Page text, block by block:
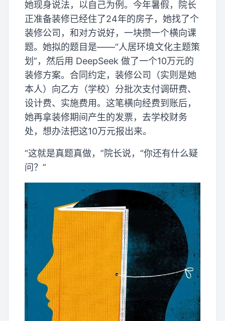
她现身说法，以自己为例。今年暑假，院长
正准备装修已经住了24年的房子，她找了个
装修公司，和对方说好，一块攒一个横向课
题。她拟的题目是——“人居环境文化主题策
划”，然后用 DeepSeek 做了一个10万元的
装修方案。合同约定，装修公司（实则是她
本人）向乙方（学校）分批次支付调研费、
设计费、实施费用。这笔横向经费到账后，
她再拿装修期间产生的发票，去学校财务
处，想办法把这10万元报出来。
“这就是真题真做，”院长说，“你还有什么疑
问？”